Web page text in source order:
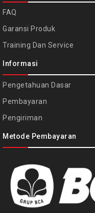
FAQ
Garansi Produk
Training Dan Service
Informasi
Pengetahuan Dasar
Pembayaran
Pengiriman
Metode Pembayaran